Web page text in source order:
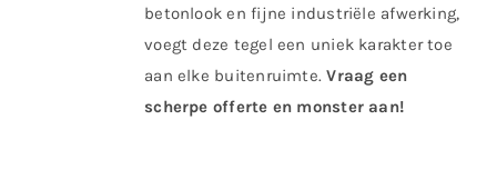
betonlook en fijne industriële afwerking,
voegt deze tegel een uniek karakter toe
aan elke buitenruimte.Vraag een
scherpe offerte en monster aan!